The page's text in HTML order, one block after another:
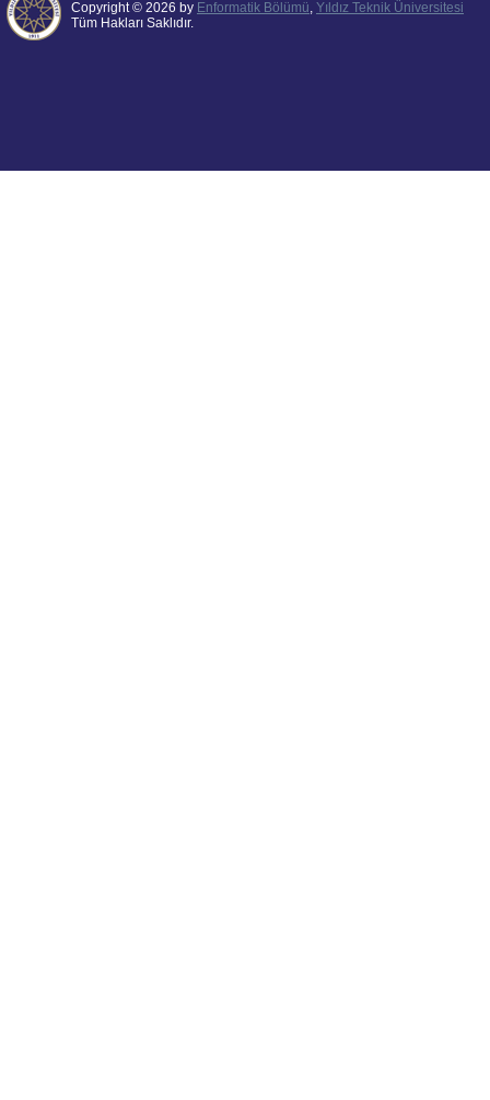
Copyright © 2026 by Enformatik Bölümü, Yıldız Teknik Üniversitesi
Tüm Hakları Saklıdır.